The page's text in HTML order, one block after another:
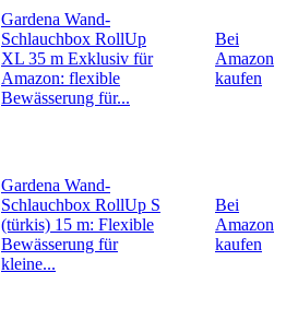
Gardena Wand-
Schlauchbox RollUp
XL 35 m Exklusiv für
Amazon: flexible
Bewässerung für...
Bei
Amazon
kaufen
Gardena Wand-
Schlauchbox RollUp S
(türkis) 15 m: Flexible
Bewässerung für
kleine...
Bei
Amazon
kaufen